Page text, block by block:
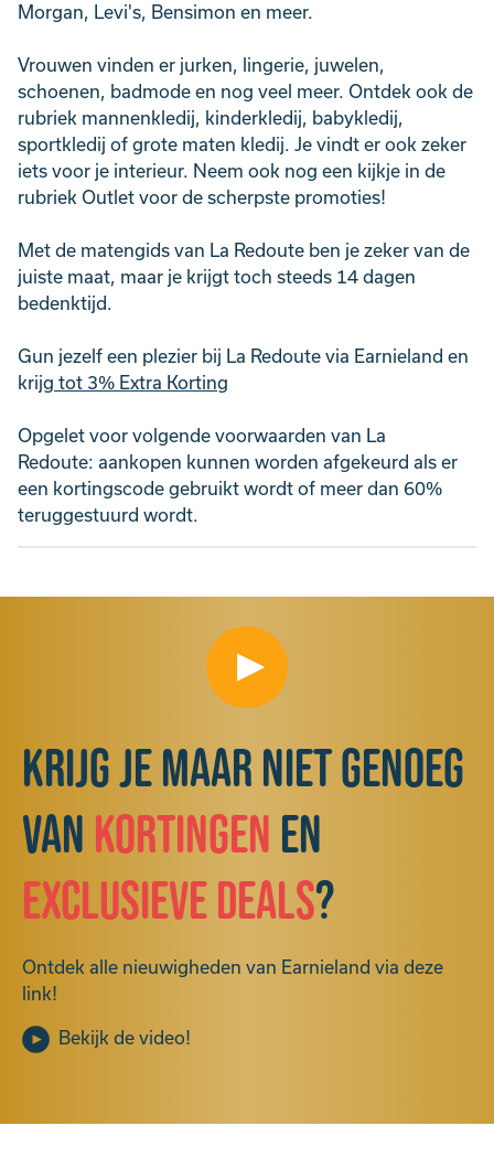
Morgan, Levi's, Bensimon en meer.
Vrouwen vinden er jurken, lingerie, juwelen,
schoenen, badmode en nog veel meer. Ontdek ook de
rubriek mannenkledij, kinderkledij, babykledij,
sportkledij of grote maten kledij. Je vindt er ook zeker
iets voor je interieur. Neem ook nog een kijkje in de
rubriek Outlet voor de scherpste promoties!
Met de matengids van La Redoute ben je zeker van de
juiste maat, maar je krijgt toch steeds 14 dagen
bedenktijd.
Gun jezelf een plezier bij La Redoute via Earnieland en
krijg tot 3% Extra Korting
Opgelet voor volgende voorwaarden van La
Redoute: aankopen kunnen worden afgekeurd als er
een kortingscode gebruikt wordt of meer dan 60%
teruggestuurd wordt.
Krijg je maar niet genoeg
van kortingen en
exclusieve deals?
Ontdek alle nieuwigheden van Earnieland via deze
link!
Bekijk de video!